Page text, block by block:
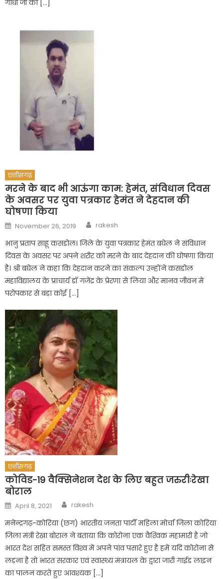
गांधी जी को […]
छत्तीसगढ़
मरने के बाद भी आऊंगा काम: हेमंत, संविधान दिवस
के अवसर पर युवा पत्रकार हेमंत ने देहदान की
घोषणा किया
Posted
on
November 26, 2019 Author
rakesh
भानु प्रताप साहू कसडोल। जिले के युवा पत्रकार हेमंत बघेल ने संविधान
दिवस के अवसर पर अपने शरीर को मरने के बाद देहदान की घोषणा किया
है। श्री बघेल ने कहा कि देहदान करने का संकल्प उन्होंने कसडोल
महाविद्यालय के प्राचार्य डॉ गजेंद्र के प्रेरणा से लिया और मानव जीवन मे
परोपकार से बड़ा कोई […]
छत्तीसगढ़
कोविड-19 वैक्सिनेशन देश के लिए बहुत जरुरीःरेखा
बोराल
Posted
on
April 8, 2021 Author
rakesh
मनेन्द्रगढ़-कोरिया (छग) भारतीय जनता पार्टी महिला मोर्चा जिला कोरिया
जिला मंत्री रेखा बोराल ने बताया कि कोरोना एक वैश्‍विक महामारी है जो
भारत देश सहित समस्त विश्‍व में अपने पांव पसारे हुए है हमें यदि कोरोना से
लड़ना है तो भारत सरकार एवं स्वास्थ्य मंत्रायल के द्वारा जारी गाईड लाइन
का पालन करते हुए आवश्‍यक […]